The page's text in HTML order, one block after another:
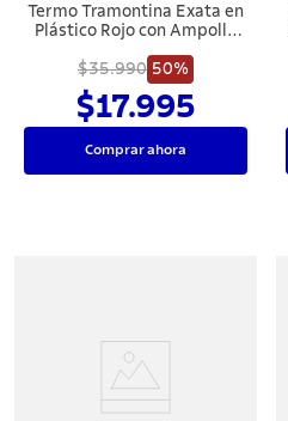
Termo Tramontina Exata en
Plástico Rojo con Ampolla
$35.990 50%
$17.995
Comprar ahora